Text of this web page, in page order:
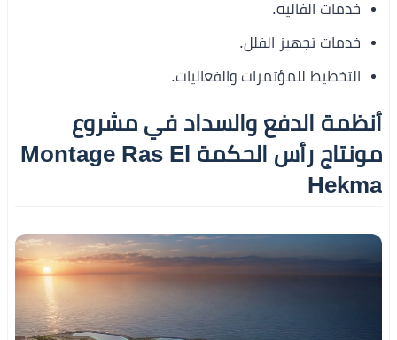
خدمات الفاليه.
خدمات تجهيز الفلل.
التخطيط للمؤتمرات والفعاليات.
أنظمة الدفع والسداد في مشروع
مونتاج رأس الحكمة Montage Ras El
Hekma